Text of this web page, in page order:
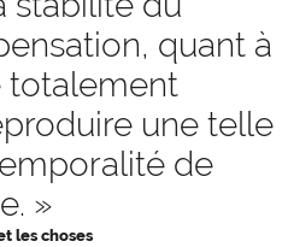
quant à
totalement
une telle
de
»
les choses